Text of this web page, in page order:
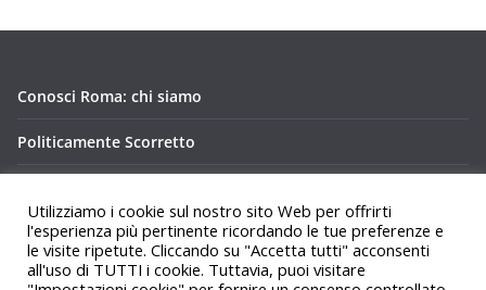
Conosci Roma: chi siamo
Politicamente Scorretto
Utilizziamo i cookie sul nostro sito Web per offrirti
l'esperienza più pertinente ricordando le tue preferenze e
le visite ripetute. Cliccando su "Accetta tutti" acconsenti
all'uso di TUTTI i cookie. Tuttavia, puoi visitare